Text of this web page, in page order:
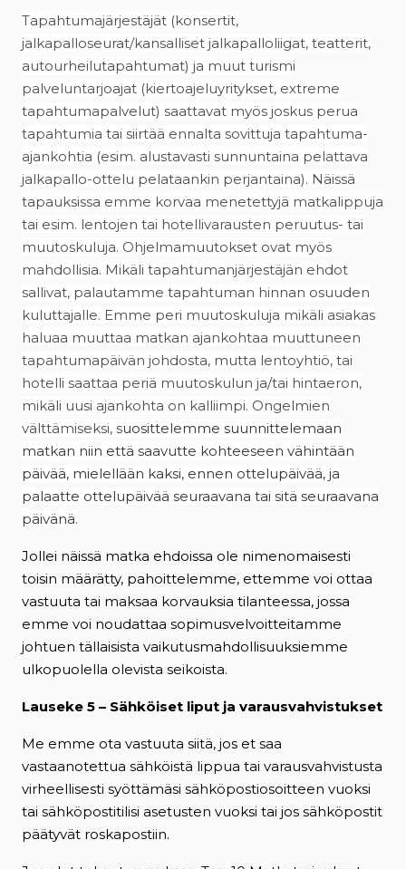
Tapahtumajärjestäjät (konsertit,
jalkapalloseurat/kansalliset jalkapalloliigat, teatterit,
autourheilutapahtumat) ja muut turismi
palveluntarjoajat (kiertoajeluyritykset, extreme
tapahtumapalvelut) saattavat myös joskus perua
tapahtumia tai siirtää ennalta sovittuja tapahtuma-
ajankohtia (esim. alustavasti sunnuntaina pelattava
jalkapallo-ottelu pelataankin perjantaina). Näissä
tapauksissa emme korvaa menetettyjä matkalippuja
tai esim. lentojen tai hotellivarausten peruutus- tai
muutoskuluja. Ohjelmamuutokset ovat myös
mahdollisia. Mikäli tapahtumanjärjestäjän ehdot
sallivat, palautamme tapahtuman hinnan osuuden
kuluttajalle. Emme peri muutoskuluja mikäli asiakas
haluaa muuttaa matkan ajankohtaa muuttuneen
tapahtumapäivän johdosta, mutta lentoyhtiö, tai
hotelli saattaa periä muutoskulun ja/tai hintaeron,
mikäli uusi ajankohta on kalliimpi. Ongelmien
välttämiseksi, suosittelemme suunnittelemaan
matkan niin että saavutte kohteeseen vähintään
päivää, mielellään kaksi, ennen ottelupäivää, ja
palaatte ottelupäivää seuraavana tai sitä seuraavana
päivänä.
Jollei näissä matka ehdoissa ole nimenomaisesti
toisin määrätty, pahoittelemme, ettemme voi ottaa
vastuuta tai maksaa korvauksia tilanteessa, jossa
emme voi noudattaa sopimusvelvoitteitamme
johtuen tällaisista vaikutusmahdollisuuksiemme
ulkopuolella olevista seikoista.
Lauseke 5 – Sähköiset liput ja varausvahvistukset
Me emme ota vastuuta siitä, jos et saa
vastaanotettua sähköistä lippua tai varausvahvistusta
virheellisesti syöttämäsi sähköpostiosoitteen vuoksi
tai sähköpostitilisi asetusten vuoksi tai jos sähköpostit
päätyvät roskapostiin.